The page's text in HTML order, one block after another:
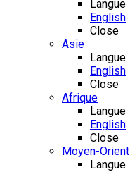
Langue
English
Close
Asie
Langue
English
Close
Afrique
Langue
English
Close
Moyen-Orient
Langue